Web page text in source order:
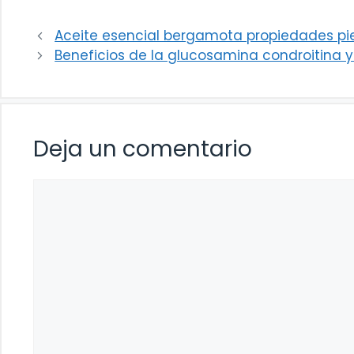
Aceite esencial bergamota propiedades
Beneficios de la glucosamina condroitina y
Deja un comentario